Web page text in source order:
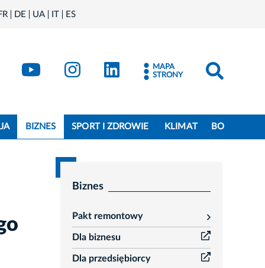
DE UA IT ES
Kraków - X
Kraków - YouTube
Kraków - Instagram
Kraków - LinkedIn
MAPA
STRONY
BIZNES SPORT I ZDROWIE KLIMAT BO
Biznes
Pakt remontowy
rozwiń
Dla biznesu
Dla przedsiębiorcy